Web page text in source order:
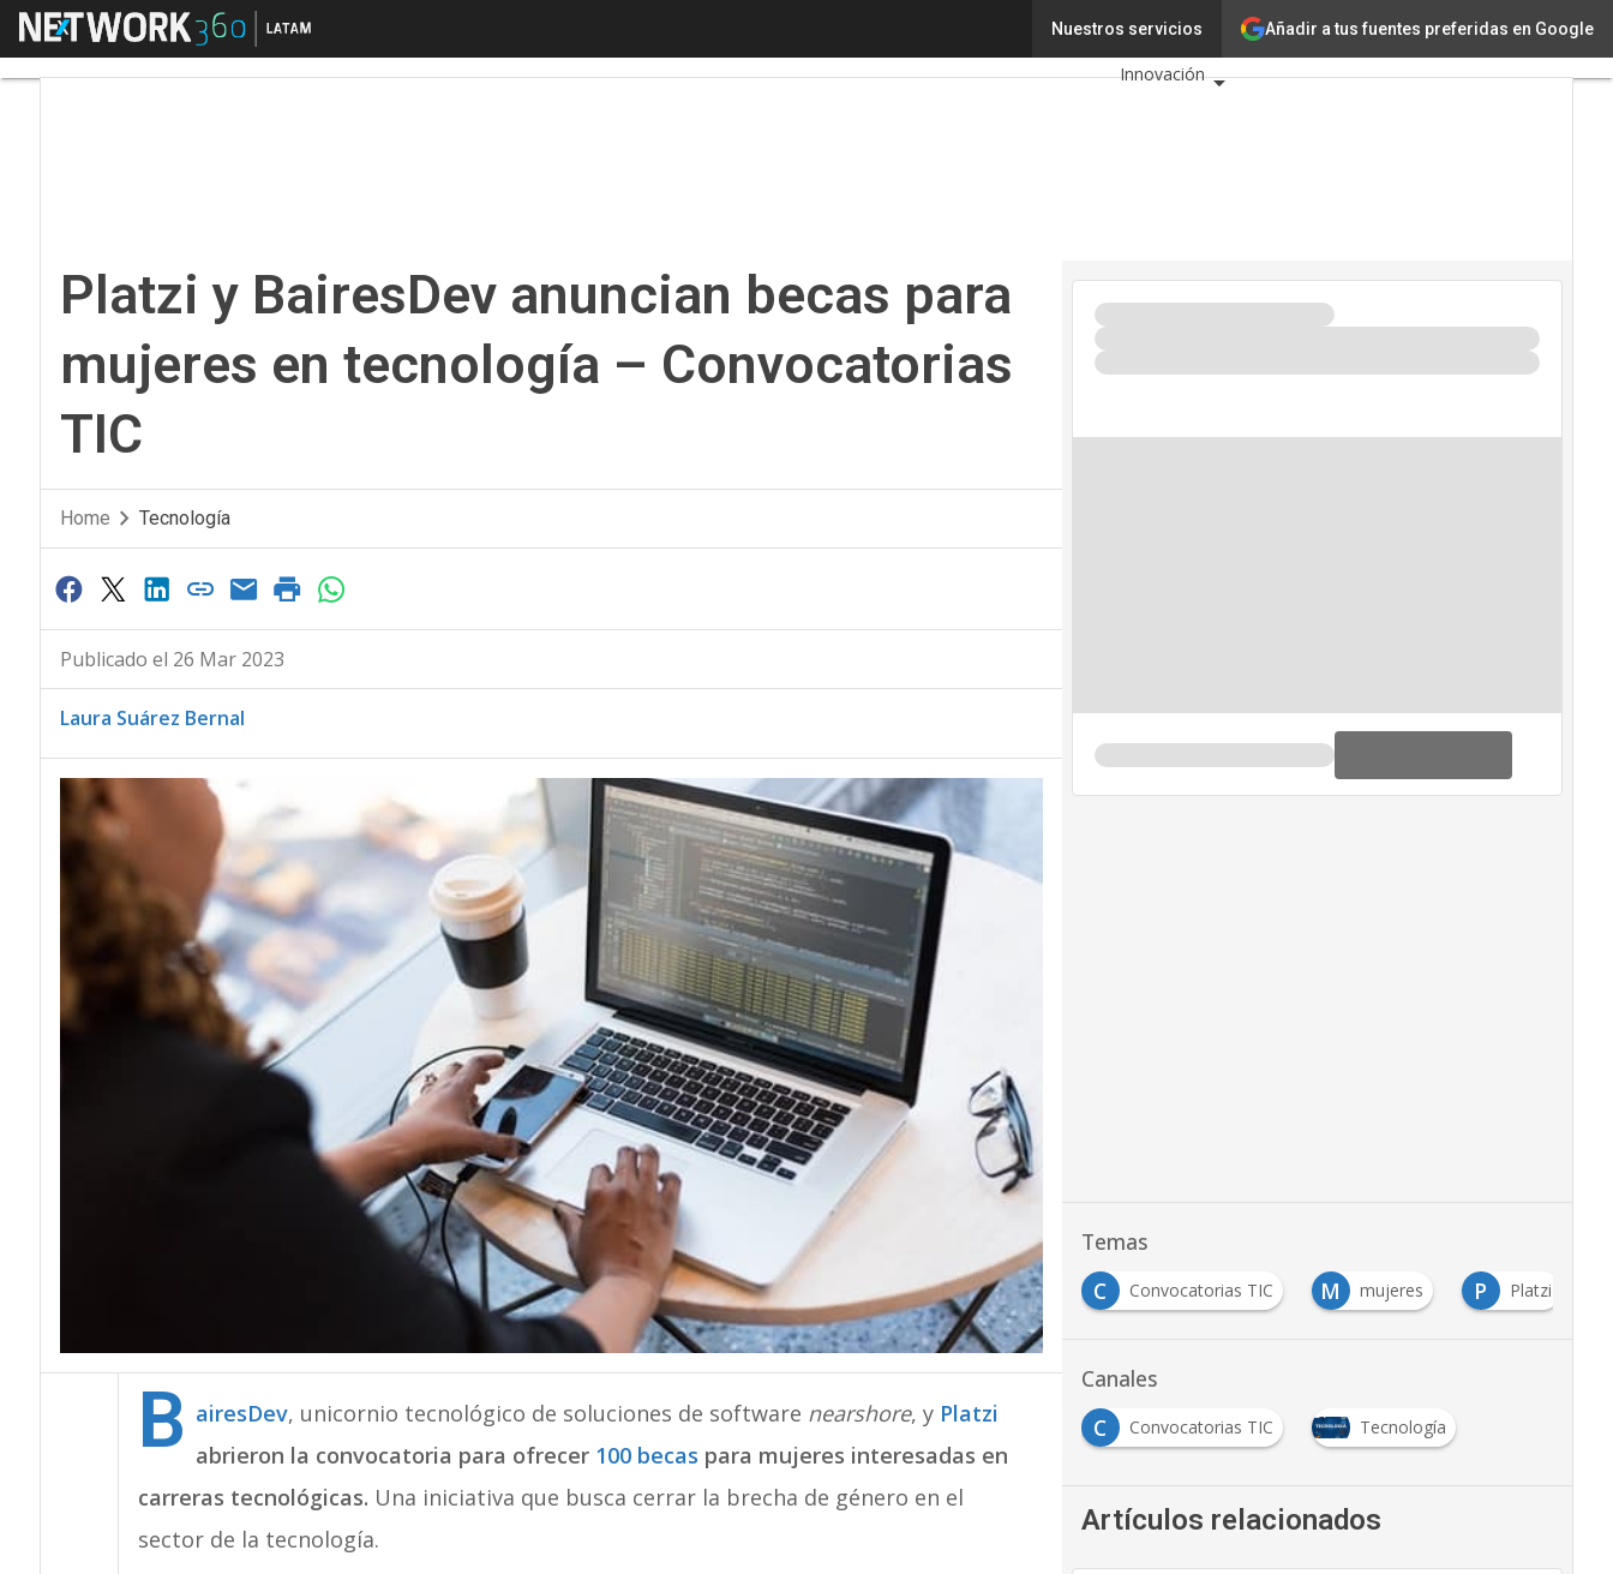
Añadir a tus fuentes preferidas en Google
Nuestros servicios
Menú Platzi y BairesDev anuncian becas para mujeres en tecnología – Convocatorias TICTecnología
Innovación
Eventos TIC 2026
Platzi y BairesDev anuncian becas para
mujeres en tecnología – Convocatorias
TIC
Home Tecnología
Publicado el 26 Mar 2023
Laura Suárez Bernal
B airesDev, unicornio tecnológico de soluciones de software nearshore, y Platzi
abrieron la convocatoria para ofrecer100 becas para mujeres interesadas en
carreras tecnológicas. Una iniciativa que busca cerrar la brecha de género en el
sector de la tecnología.
Temas
B
Becas C Convocatorias TIC M mujeres P Platzi
Canales
C
Convocatorias TIC Tecnología
Artículos relacionados